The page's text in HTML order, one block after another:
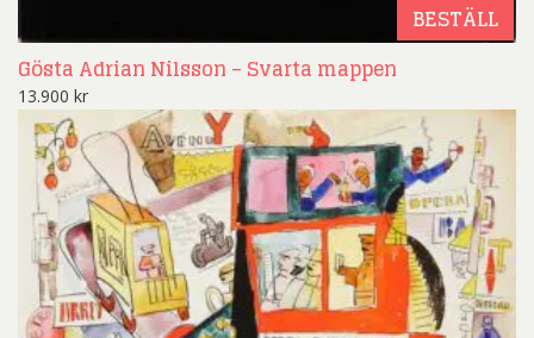
BESTÄLL
Gösta Adrian Nilsson – Svarta mappen
13.900 kr